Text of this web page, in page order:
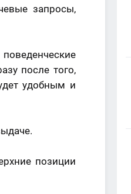
запросы,
после того,
удобным и
позиции